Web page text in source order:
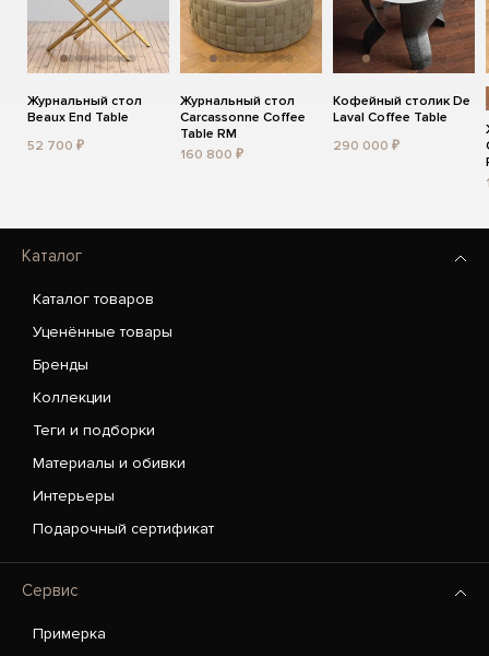
Журнальный стол
Beaux End Table
52 700 ₽
Журнальный стол
Carcassonne Coffee
Table RM
160 800 ₽
Кофейный столик De
Laval Coffee Table
290 000 ₽
Каталог
Каталог товаров
Уценённые товары
Бренды
Коллекции
Теги и подборки
Материалы и обивки
Интерьеры
Подарочный сертификат
Сервис
Примерка